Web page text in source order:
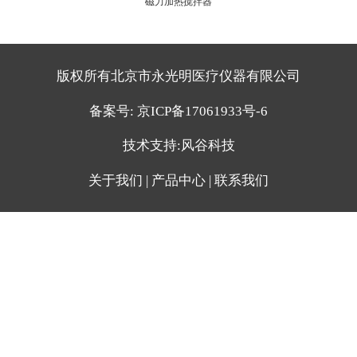
版权所有北京市永光明医疗仪器有限公司
备案号: 京ICP备17061933号-6
技术支持:风谷科技
关于我们 | 产品中心 | 联系我们